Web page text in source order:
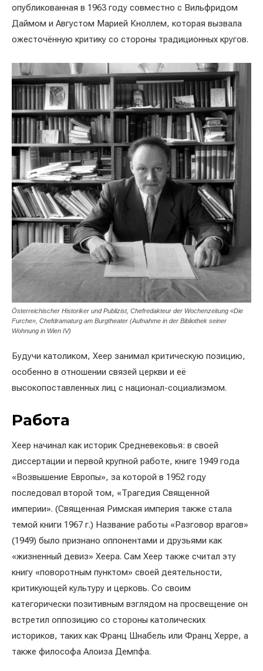
опубликованная в 1963 году совместно с Вильфридом
Даймом и Августом Марией Кноллем, которая вызвала
ожесточённую критику со стороны традиционных кругов.
Österreichischer Historiker und Publizist, Chefredakteur der Wochenzeitung «Die
Furche», Chefdramaturg am Burgtheater (Aufnahme in der Bibliothek seiner
Wohnung in Wien IV)
Будучи католиком, Хеер занимал критическую позицию,
особенно в отношении связей церкви и её
высокопоставленных лиц с национал-социализмом.
Работа
Хеер начинал как историк Средневековья: в своей
диссертации и первой крупной работе, книге 1949 года
«Возвышение Европы», за которой в 1952 году
последовал второй том, «Трагедия Священной
империи». (Священная Римская империя также стала
темой книги 1967 г.) Название работы «Разговор врагов»
(1949) было признано оппонентами и друзьями как
«жизненный девиз» Хеера. Сам Хеер также считал эту
книгу «поворотным пунктом» своей деятельности,
критикующей культуру и церковь. Со своим
категорически позитивным взглядом на просвещение он
встретил оппозицию со стороны католических
историков, таких как Франц Шнабель или Франц Херре, а
также философа Алоиза Демпфа.